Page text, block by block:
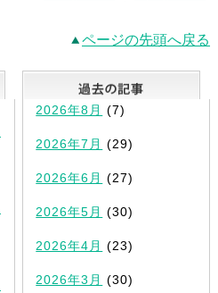
ページの先頭へ戻る
最新記事一覧
2026年8月 (7)
2026年7月 (29)
2026年6月 (27)
2026年5月 (30)
2026年4月 (23)
2026年3月 (30)